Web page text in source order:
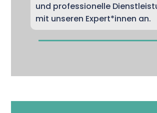
und professionelle
mit unseren Expert*innen an.